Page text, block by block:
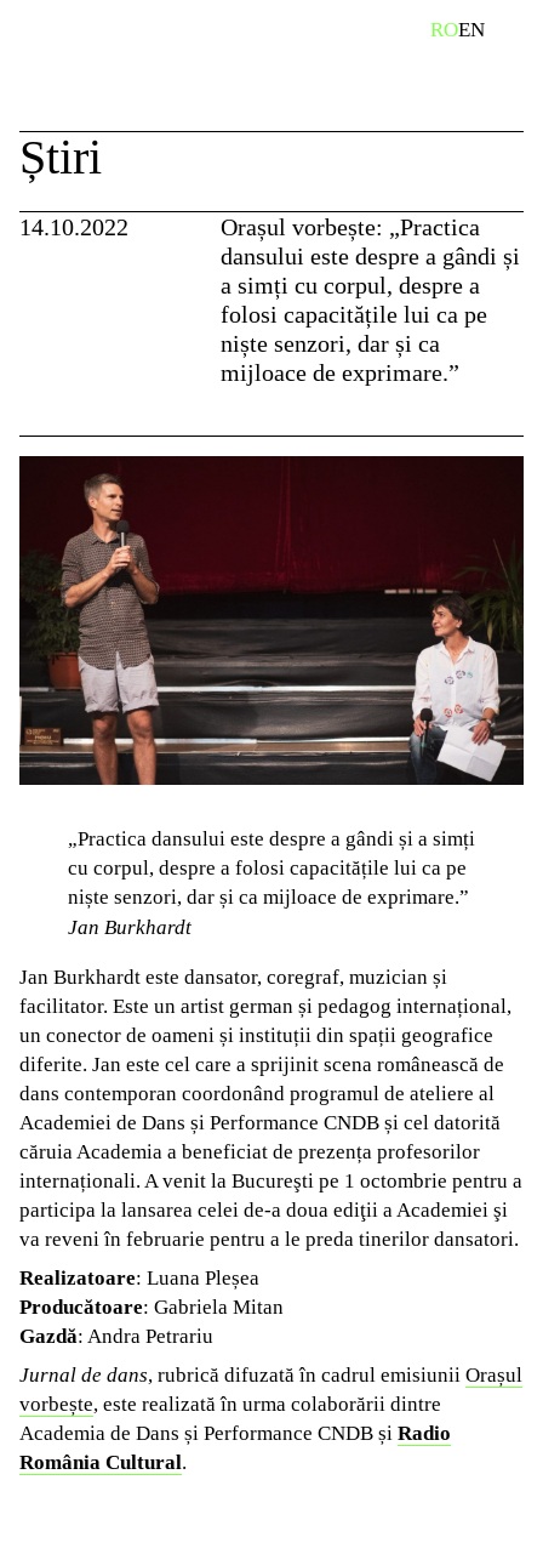
ROEN
Știri
14.10.2022
Orașul vorbește: „Practica
dansului este despre a gândi și
a simți cu corpul, despre a
folosi capacitățile lui ca pe
niște senzori, dar și ca
mijloace de exprimare.”
„Practica dansului este despre a gândi și a simți
cu corpul, despre a folosi capacitățile lui ca pe
niște senzori, dar și ca mijloace de exprimare.”
Jan Burkhardt
Jan Burkhardt este dansator, coregraf, muzician și
facilitator. Este un artist german și pedagog internațional,
un conector de oameni și instituții din spații geografice
diferite. Jan este cel care a sprijinit scena românească de
dans contemporan coordonând programul de ateliere al
Academiei de Dans și Performance CNDB și cel datorită
căruia Academia a beneficiat de prezența profesorilor
internaționali. A venit la Bucureşti pe 1 octombrie pentru a
participa la lansarea celei de-a doua ediţii a Academiei şi
va reveni în februarie pentru a le preda tinerilor dansatori.
Realizatoare: Luana Pleșea
Producătoare: Gabriela Mitan
Gazdă: Andra Petrariu
Jurnal de dans, rubrică difuzată în cadrul emisiunii Orașul
vorbește, este realizată în urma colaborării dintre
Academia de Dans și Performance CNDB și Radio
România Cultural.